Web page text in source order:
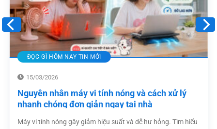
ĐỌC GÌ HÔM NAY TIN MỚI
Nguyên nhân máy vi tính nóng và cách xử lý
nhanh chóng đơn giản ngay tại nhà
15/03/2026
Máy vi tính nóng gây giảm hiệu suất và dễ hư hỏng. Tìm hiểu